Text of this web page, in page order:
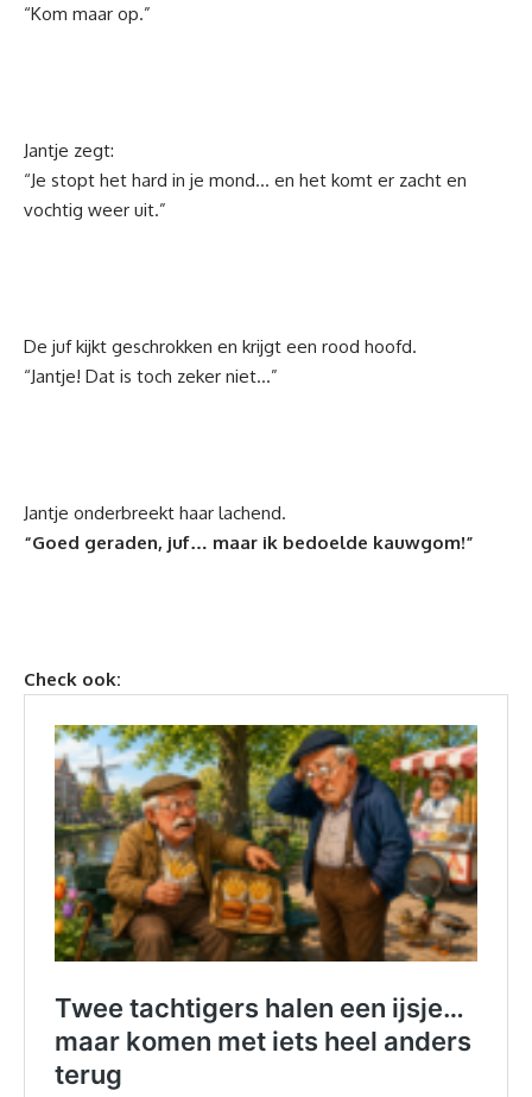
“Kom maar op.”
Jantje zegt:
“Je stopt het hard in je mond… en het komt er zacht en
vochtig weer uit.”
De juf kijkt geschrokken en krijgt een rood hoofd.
“Jantje! Dat is toch zeker niet…”
Jantje onderbreekt haar lachend.
“Goed geraden, juf… maar ik bedoelde kauwgom!”
Check ook: